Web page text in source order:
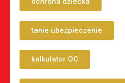
tanie ubezpieczenie
kalkulator OC